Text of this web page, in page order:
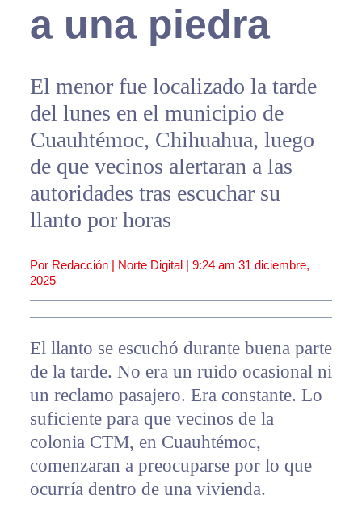
a una piedra
El menor fue localizado la tarde
del lunes en el municipio de
Cuauhtémoc, Chihuahua, luego
de que vecinos alertaran a las
autoridades tras escuchar su
llanto por horas
Por Redacción | Norte Digital | 9:24 am 31 diciembre,
2025
El llanto se escuchó durante buena parte
de la tarde. No era un ruido ocasional ni
un reclamo pasajero. Era constante. Lo
suficiente para que vecinos de la
colonia CTM, en Cuauhtémoc,
comenzaran a preocuparse por lo que
ocurría dentro de una vivienda.